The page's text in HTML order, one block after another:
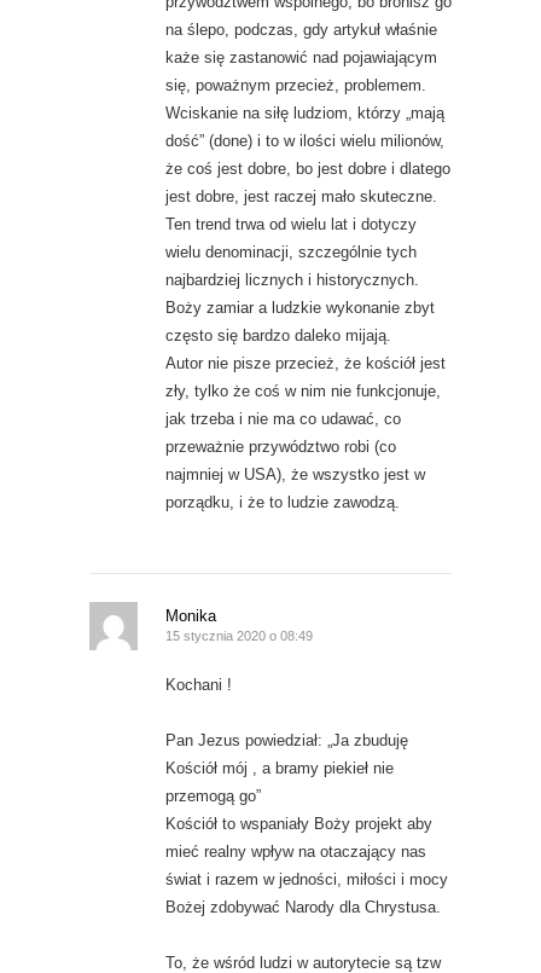
na ślepo, podczas, gdy artykuł właśnie
każe się zastanowić nad pojawiającym
się, poważnym przecież, problemem.
Wciskanie na siłę ludziom, którzy „mają
dość” (done) i to w ilości wielu milionów,
że coś jest dobre, bo jest dobre i dlatego
jest dobre, jest raczej mało skuteczne.
Ten trend trwa od wielu lat i dotyczy
wielu denominacji, szczególnie tych
najbardziej licznych i historycznych.
Boży zamiar a ludzkie wykonanie zbyt
często się bardzo daleko mijają.
Autor nie pisze przecież, że kościół jest
zły, tylko że coś w nim nie funkcjonuje,
jak trzeba i nie ma co udawać, co
przeważnie przywództwo robi (co
najmniej w USA), że wszystko jest w
porządku, i że to ludzie zawodzą.
Monika
15 stycznia 2020 o 08:49
Kochani !
Pan Jezus powiedział: „Ja zbuduję
Kościół mój , a bramy piekieł nie
przemogą go”
Kościół to wspaniały Boży projekt aby
mieć realny wpływ na otaczający nas
świat i razem w jedności, miłości i mocy
Bożej zdobywać Narody dla Chrystusa.
To, że wśród ludzi w autorytecie są tzw